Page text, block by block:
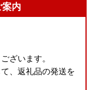
内
ざいます。
、返礼品の発送を